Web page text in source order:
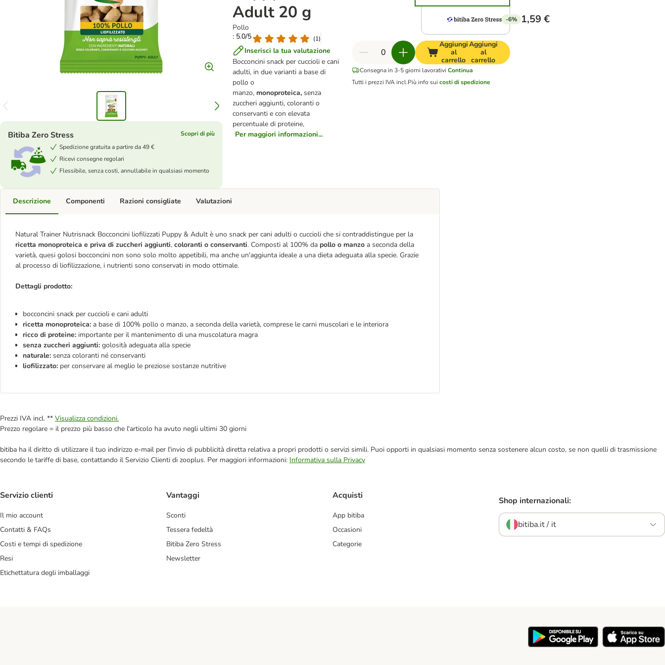
Adult 20 g
Pollo
: 5.0/5
(1)
Inserisci la tua valutazione
Bocconcini snack per cuccioli e cani
adulti, in due varianti a base di
pollo o
manzo, monoproteica, senza
zuccheri aggiunti, coloranti o
conservanti e con elevata
percentuale di proteine,
Per maggiori informazioni...
Bitiba Zero Stress
Scopri di più
Spedizione gratuita a partire da 49 €
Ricevi consegne regolari
Flessibile, senza costi, annullabile in qualsiasi momento
-6% 1,59 €
Aggiungi
al
carrello
Aggiungi
al
carrello
Consegna in 3-5 giorni lavorativi Continua
Tutti i prezzi IVA incl.Più info sui costi di spedizione
Descrizione
Natural Trainer Nutrisnack Bocconcini liofilizzati Puppy & Adult è uno snack per cani adulti o cuccioli che si contraddistingue per la
ricetta monoproteica e priva di zuccheri aggiunti, coloranti o conservanti. Composti al 100% da pollo o manzo a seconda della
varietà, quesi golosi bocconcini non sono solo molto appetibili, ma anche un'aggiunta ideale a una dieta adeguata alla specie. Grazie
al processo di liofilizzazione, i nutrienti sono conservati in modo ottimale.
Dettagli prodotto:
bocconcini snack per cuccioli e cani adulti
ricetta monoproteica: a base di 100% pollo o manzo, a seconda della varietà, comprese le carni muscolari e le interiora
ricco di proteine: importante per il mantenimento di una muscolatura magra
senza zuccheri aggiunti: golosità adeguata alla specie
naturale: senza coloranti né conservanti
liofilizzato: per conservare al meglio le preziose sostanze nutritive
Componenti Razioni consigliate Valutazioni
Prezzi IVA incl. ** Visualizza condizioni.
Prezzo regolare = il prezzo più basso che l'articolo ha avuto negli ultimi 30 giorni
bitiba ha il diritto di utilizzare il tuo indirizzo e-mail per l'invio di pubblicità diretta relativa a propri prodotti o servizi simili. Puoi opporti in qualsiasi momento senza sostenere alcun costo, se non quelli di trasmissione
secondo le tariffe di base, contattando il Servizio Clienti di zooplus. Per maggiori informazioni: Informativa sulla Privacy
Servizio clienti
Il mio account
Contatti & FAQs
Costi e tempi di spedizione
Resi
Etichettatura degli imballaggi
Vantaggi
Sconti
Tessera fedeltà
Bitiba Zero Stress
Newsletter
Acquisti
App bitiba
Occasioni
Categorie
Shop internazionali:
bitiba.it / it